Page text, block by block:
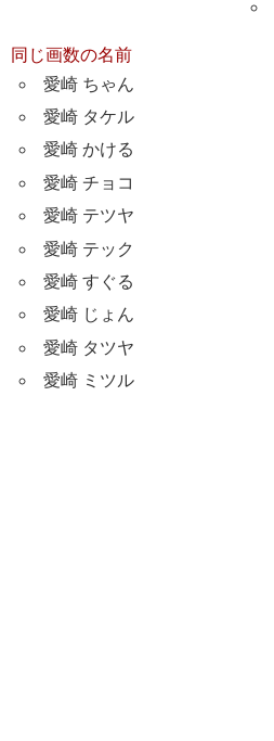
同じ画数の名前
愛崎 ちゃん
愛崎 タケル
愛崎 かける
愛崎 チョコ
愛崎 テツヤ
愛崎 テック
愛崎 すぐる
愛崎 じょん
愛崎 タツヤ
愛崎 ミツル